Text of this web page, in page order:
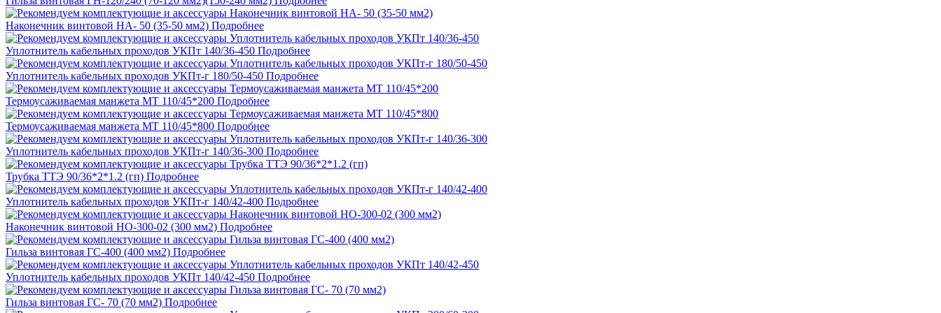
Наконечник винтовой НА- 50 (35-50 мм2) Подробнее
Уплотнитель кабельных проходов УКПт 140/36-450 Подробнее
Уплотнитель кабельных проходов УКПт-г 180/50-450 Подробнее
Термоусаживаемая манжета МТ 110/45*200 Подробнее
Термоусаживаемая манжета МТ 110/45*800 Подробнее
Уплотнитель кабельных проходов УКПт-г 140/36-300 Подробнее
Трубка ТТЭ 90/36*2*1.2 (гп) Подробнее
Уплотнитель кабельных проходов УКПт-г 140/42-400 Подробнее
Наконечник винтовой НО-300-02 (300 мм2) Подробнее
Гильза винтовая ГС-400 (400 мм2) Подробнее
Уплотнитель кабельных проходов УКПт 140/42-450 Подробнее
Гильза винтовая ГС- 70 (70 мм2) Подробнее